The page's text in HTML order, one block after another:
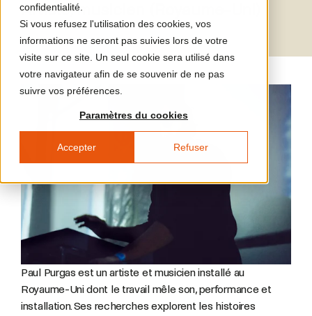
confidentialité.
Si vous refusez l'utilisation des cookies, vos
informations ne seront pas suivies lors de votre
visite sur ce site. Un seul cookie sera utilisé dans
votre navigateur afin de se souvenir de ne pas
suivre vos préférences.
Paramètres du cookies
Accepter Refuser
Artiste, musicien (Royaume-Uni)
Paul Purgas est un artiste et musicien installé au
Royaume-Uni dont le travail mêle son, performance et
installation. Ses recherches explorent les histoires